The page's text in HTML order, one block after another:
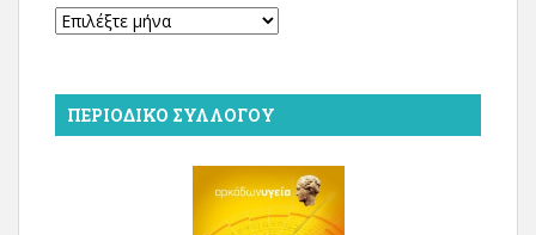
Αρχείο
ΠΕΡΙΟΔΙΚΌ ΣΥΛΛΌΓΟΥ